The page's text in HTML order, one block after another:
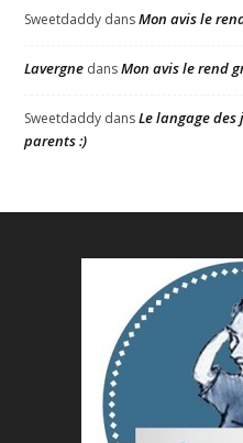
Sweetdaddy dansMon avis le
Lavergne dansMon avis le rend
Sweetdaddy dansLe langage des
parents :)